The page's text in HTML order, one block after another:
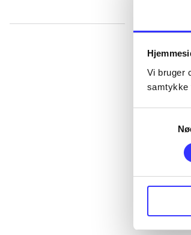
Vi bruger
samtykke
Værkerne er grupperet efter